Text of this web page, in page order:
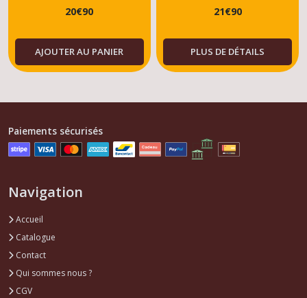
20€90
AJOUTER AU PANIER
21€90
PLUS DE DÉTAILS
Paiements sécurisés
Navigation
Accueil
Catalogue
Contact
Qui sommes nous ?
CGV